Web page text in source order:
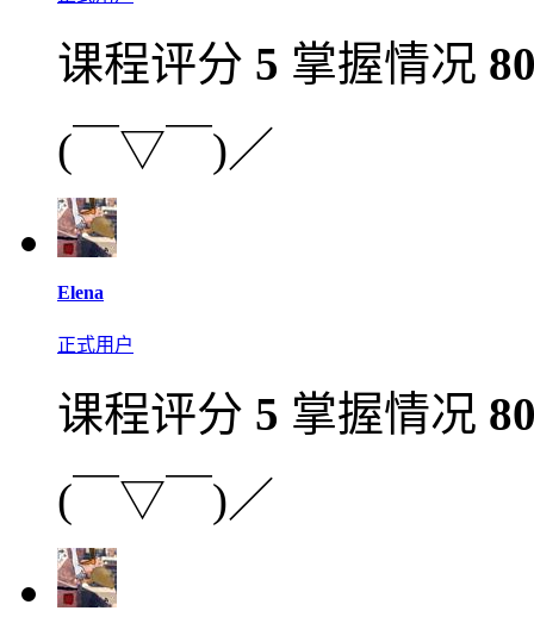
课程评分 5 掌握情况
(￣▽￣)／
Elena
正式用户
课程评分 5 掌握情况
(￣▽￣)／